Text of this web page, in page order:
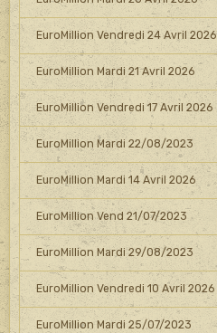
EuroMillion Vendredi 24 Avril 2026
EuroMillion Mardi 21 Avril 2026
EuroMillion Vendredi 17 Avril 2026
EuroMillion Mardi 22/08/2023
EuroMillion Mardi 14 Avril 2026
EuroMillion Vend 21/07/2023
EuroMillion Mardi 29/08/2023
EuroMillion Vendredi 10 Avril 2026
EuroMillion Mardi 25/07/2023